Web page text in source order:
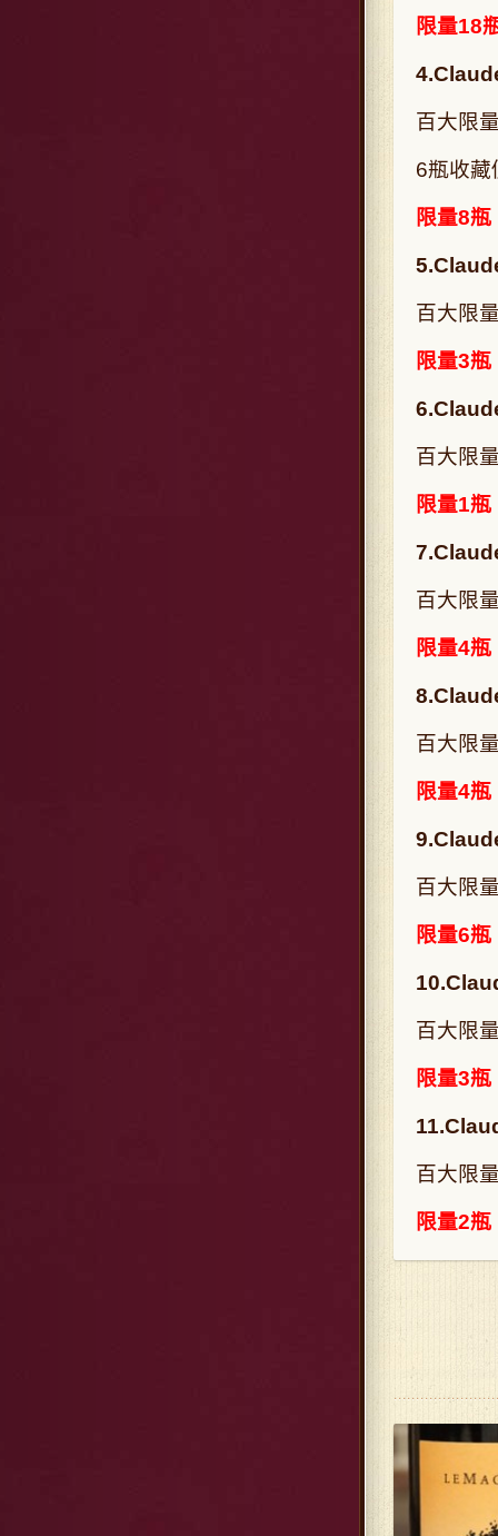
限量18
百大限
6瓶收藏
限量8
百大限
限量3
百大限
限量1
百大限
限量4
百大限
限量4
百大限
限量6
百大限
限量3
百大限
限量2